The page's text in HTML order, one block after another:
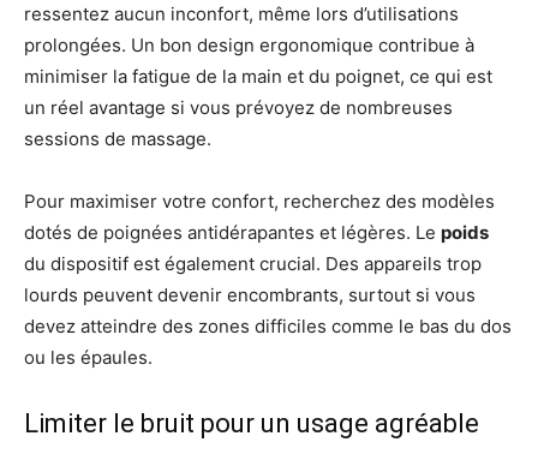
ressentez aucun inconfort, même lors d’utilisations
prolongées. Un bon design ergonomique contribue à
minimiser la fatigue de la main et du poignet, ce qui est
un réel avantage si vous prévoyez de nombreuses
sessions de massage.
Pour maximiser votre confort, recherchez des modèles
dotés de poignées antidérapantes et légères. Le poids
du dispositif est également crucial. Des appareils trop
lourds peuvent devenir encombrants, surtout si vous
devez atteindre des zones difficiles comme le bas du dos
ou les épaules.
Limiter le bruit pour un usage agréable